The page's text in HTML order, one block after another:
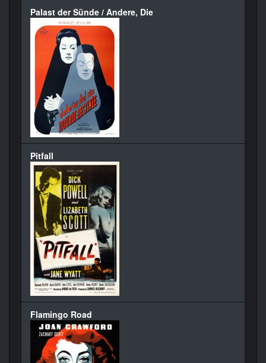
Palast der Sünde / Andere, Die
Pitfall
Flamingo Road